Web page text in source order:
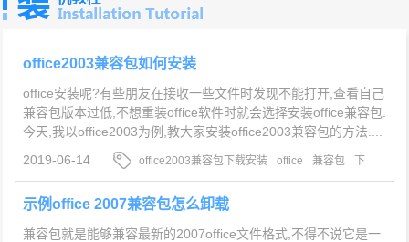
office2003兼容包如何安装
office安装呢?有些朋友在接收一些文件时发现不能打开,查看自己
兼容包版本过低,不想重装office软件时就会选择安装office兼容包.
今天,我以office2003为例,教大家安装office2003兼容包的方法....
2019-06-14
office2003兼容包下载安装 office 兼容包
下
载office2003兼容包
示例office 2007兼容包怎么卸载
兼容包就是能够兼容最新的2007office文件格式,不得不说它是一